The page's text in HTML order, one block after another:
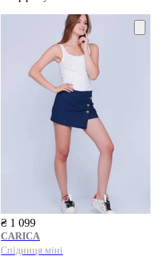
₴ 1 099
CARICA
Спідниця міні